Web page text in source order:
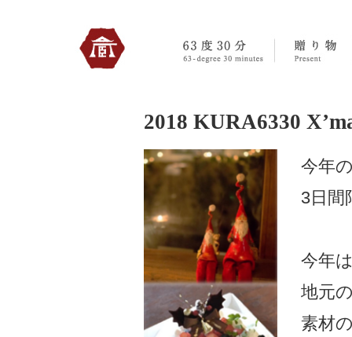
2018 KURA6330
今年
3日間
今年
地元
素材